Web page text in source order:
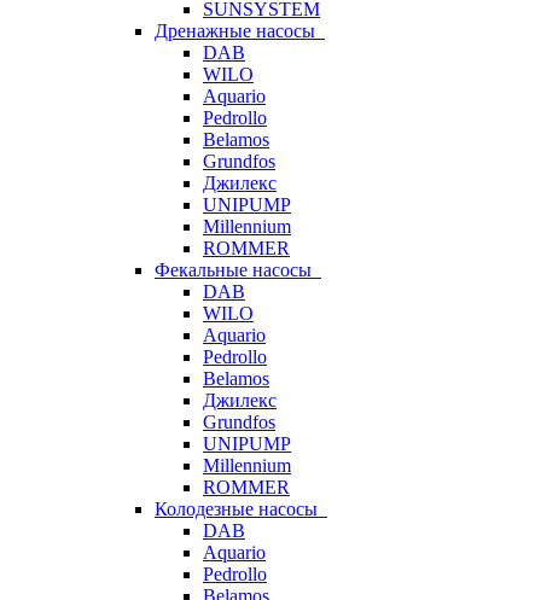
SUNSYSTEM
Дренажные насосы
DAB
WILO
Aquario
Pedrollo
Belamos
Grundfos
Джилекс
UNIPUMP
Millennium
ROMMER
Фекальные насосы
DAB
WILO
Aquario
Pedrollo
Belamos
Джилекс
Grundfos
UNIPUMP
Millennium
ROMMER
Колодезные насосы
DAB
Aquario
Pedrollo
Belamos